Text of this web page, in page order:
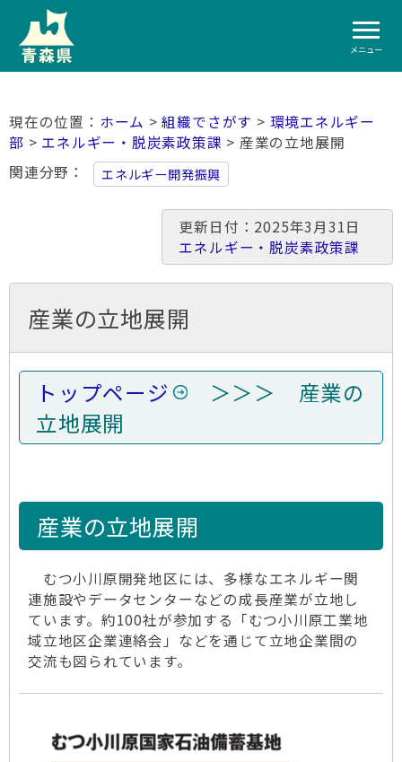
メニュー
ホーム >組織でさがす > 環境エネルギー
部 > エネルギー・脱炭素政策課 > 産業の立地展開
関連分野
エネルギー開発振興
更新日付：2025年3月31日
エネルギー・脱炭素政策課
産業の立地展開
トップページ
＞＞＞ 産業の
立地展開
産業の立地展開
むつ小川原開発地区には、多様なエネルギー関
連施設やデータセンターなどの成長産業が立地し
ています。約100社が参加する「むつ小川原工業地
域立地区企業連絡会」などを通じて立地企業間の
交流も図られています。